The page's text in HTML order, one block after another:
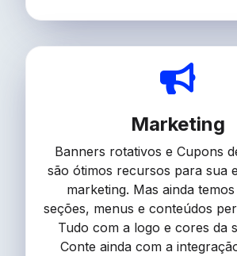
Marketing
Banners rotativos e Cupons
são ótimos recursos para sua
marketing. Mas ainda
seções, menus e conteúdos
Tudo com a logo e cores da
Conte ainda com a